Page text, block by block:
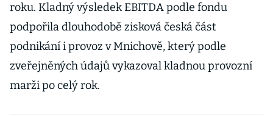
roku. Kladný výsledek EBITDA podle fondu
podpořila dlouhodobě zisková česká část
podnikání i provoz v Mnichově, který podle
zveřejněných údajů vykazoval kladnou provozní
marži po celý rok.